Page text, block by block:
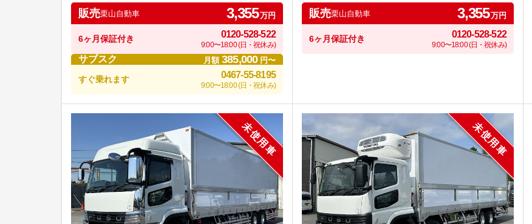
販売栗山自動車 3,355万円
6ヶ月保証付き 0120-528-522
9:00〜18:00 (日・祝休み)
サブスク 月額385,000円〜
すぐ乗れます 0467-55-8195
9:00〜18:00 (日・祝休み)
販売栗山自動車 3,355万円
6ヶ月保証付き 0120-528-522
9:00〜18:00 (日・祝休み)
未使用車 未使用車